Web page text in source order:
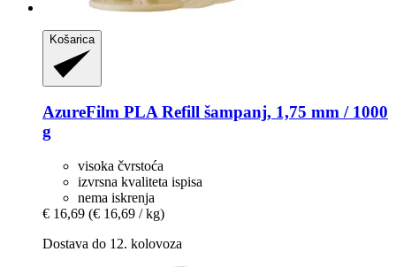
Košarica
AzureFilm PLA Refill šampanj, 1,75 mm / 1000
g
visoka čvrstoća
izvrsna kvaliteta ispisa
nema iskrenja
€ 16,69 (€ 16,69 / kg)
Dostava do 12. kolovoza